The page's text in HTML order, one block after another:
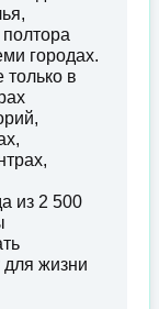
городах.
в
из 2 500
жизни